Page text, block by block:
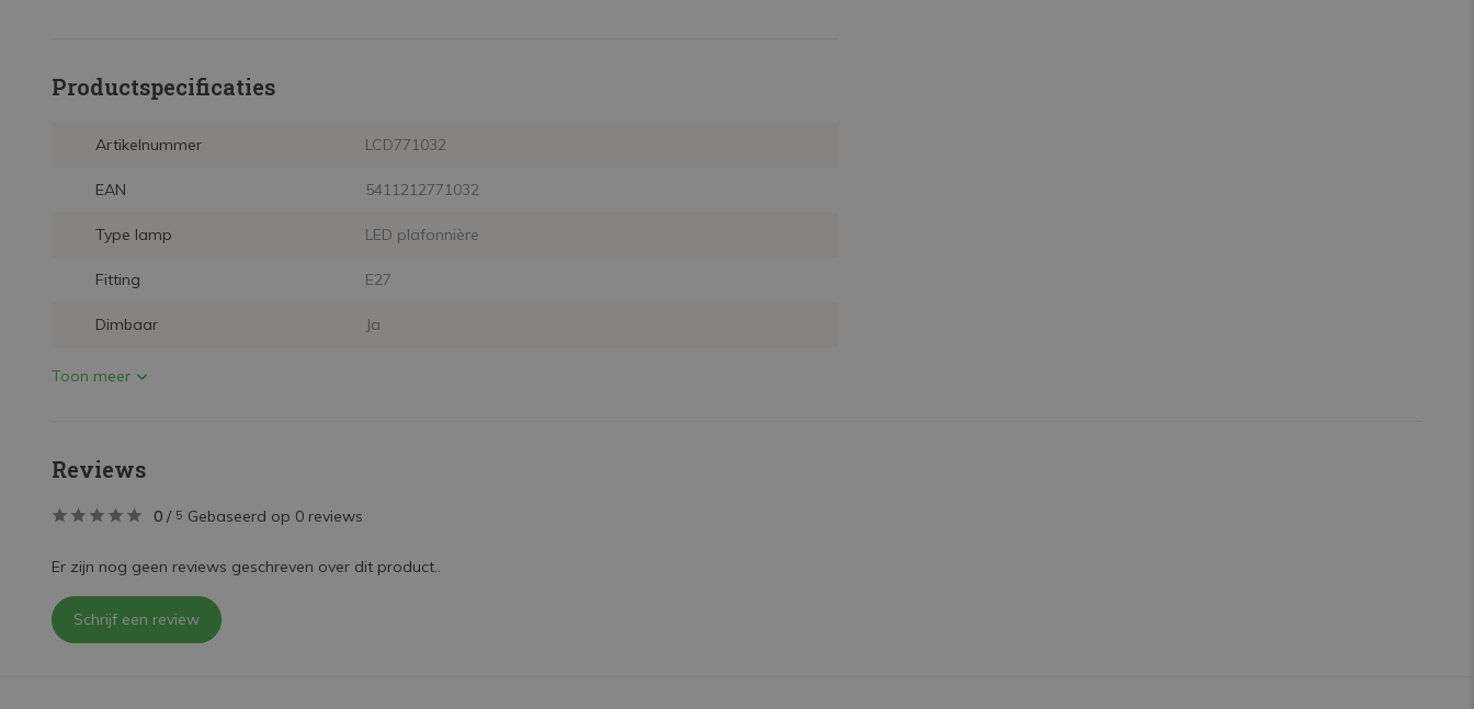
Productspecificaties
Artikelnummer LCD771032
EAN 5411212771032
Type lamp LED plafonnière
Fitting E27
Dimbaar Ja
Toon meer
Reviews
0 / 5 Gebaseerd op 0 reviews
Er zijn nog geen reviews geschreven over dit product..
Schrijf een review